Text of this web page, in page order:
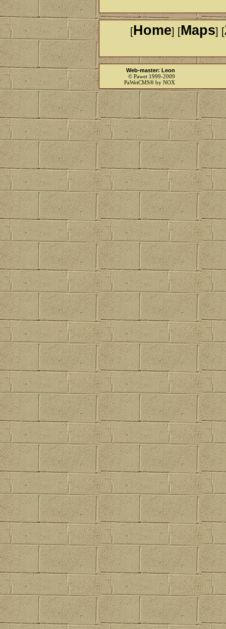
[Home] [Maps] [
Web-master: Leon
© Pawet 1999-2009
PaWetCMS® by NOX